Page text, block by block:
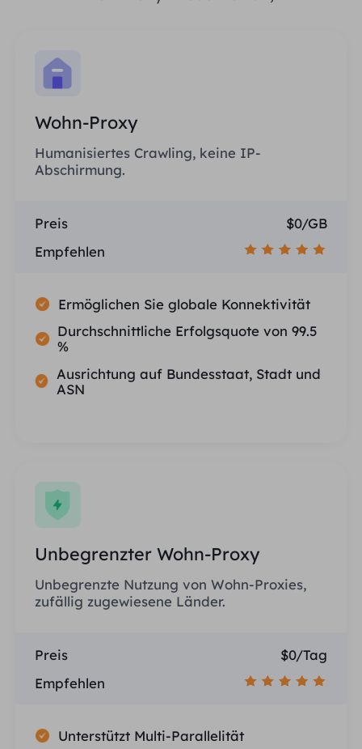
Wohn-Proxy
Humanisiertes Crawling, keine IP-
Abschirmung.
Preis
$0/GB
Empfehlen
Ermöglichen Sie globale Konnektivität
Durchschnittliche Erfolgsquote von 99.5
%
Ausrichtung auf Bundesstaat, Stadt und
ASN
Unbegrenzter Wohn-Proxy
Unbegrenzte Nutzung von Wohn-Proxies,
zufällig zugewiesene Länder.
Preis
$0/Tag
Empfehlen
Unterstützt Multi-Parallelität